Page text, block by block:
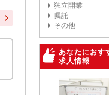
独立開業
嘱託
その他
あなたにおす
求人情報